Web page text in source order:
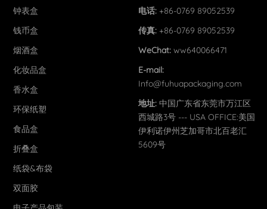
钟表盒
钱币盒
烟酒盒
化妆品盒
香水盒
环保纸塑
食品盒
折叠盒
纸袋&布袋
双面胶
电话: +86-0769 89052539
传真: +86-0769 89052539
WeChat: ww640066471
E-mail:
Info@fuhuapackaging.com
地址: 中国广东省东莞市万江区
西城路3号 --- USA OFFICE:美国
伊利诺伊州芝加哥市北百老汇
5609号